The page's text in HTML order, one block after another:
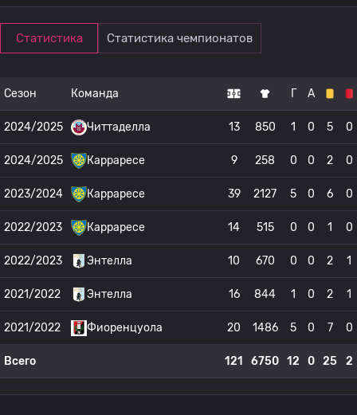
Статистика Статистика чемпионатов
Сезон Команда Г А
2024/2025 Читтаделла 13 850 1 0 5 0
2024/2025 Карраресе 9 258 0 0 2 0
2023/2024 Карраресе 39 2127 5 0 6 0
2022/2023 Карраресе 14 515 0 0 1 0
2022/2023 Энтелла 10 670 0 0 2 1
2021/2022 Энтелла 16 844 1 0 2 1
2021/2022 Фиоренцуола 20 1486 5 0 7 0
Всего 121 6750 12 0 25 2